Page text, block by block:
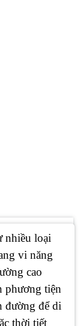
nhiều loại
vi năng
cao
tiện
đường để di
thời tiết